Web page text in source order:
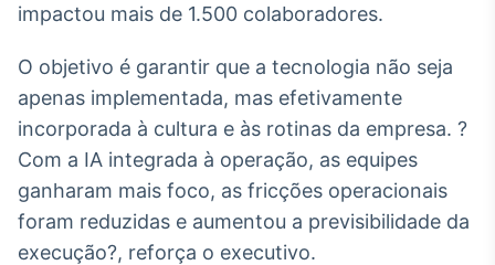
impactou mais de 1.500 colaboradores.
O objetivo é garantir que a tecnologia não seja
apenas implementada, mas efetivamente
incorporada à cultura e às rotinas da empresa. ?
Com a IA integrada à operação, as equipes
ganharam mais foco, as fricções operacionais
foram reduzidas e aumentou a previsibilidade da
execução?, reforça o executivo.